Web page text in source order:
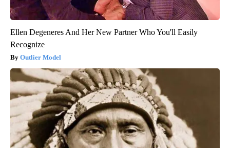
Ellen Degeneres And Her New Partner Who You'll Easily
Recognize
Outlier Model